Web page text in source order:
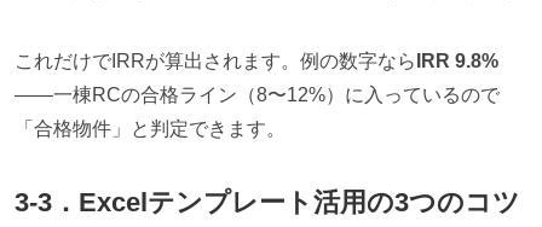
これだけでIRRが算出されます。例の数字なら IRR 9.8%
——一棟RCの合格ライン（8〜12%）に入っているので
「合格物件」と判定できます。
3-3．Excelテンプレート活用の3つのコツ